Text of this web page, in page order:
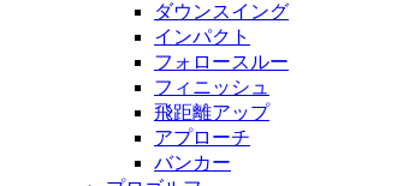
ダウンスイング
インパクト
フォロースルー
フィニッシュ
飛距離アップ
アプローチ
バンカー